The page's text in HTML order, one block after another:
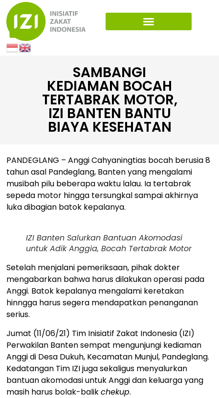
SAMBANGI
KEDIAMAN BOCAH
TERTABRAK MOTOR,
IZI BANTEN BANTU
BIAYA KESEHATAN
PANDEGLANG – Anggi Cahyaningtias bocah berusia 8
tahun asal Pandeglang, Banten yang mengalami
musibah pilu beberapa waktu lalau. Ia tertabrak
sepeda motor hingga tersungkal sampai akhirnya
luka dibagian batok kepalanya.
IZI Banten Salurkan Bantuan Akomodasi
untuk Adik Anggia, Bocah Tertabrak Motor
Setelah menjalani pemeriksaan, pihak dokter
mengabarkan bahwa harus dilakukan operasi pada
Anggi. Batok kepalanya mengalami keretakan
hinngga harus segera mendapatkan penanganan
serius.
Jumat (11/06/21) Tim Inisiatif Zakat Indonesia (IZI)
Perwakilan Banten sempat mengunjungi kediaman
Anggi di Desa Dukuh, Kecamatan Munjul, Pandeglang.
Kedatangan Tim IZI juga sekaligus menyalurkan
bantuan akomodasi untuk Anggi dan keluarga yang
masih harus bolak-balikchekup.